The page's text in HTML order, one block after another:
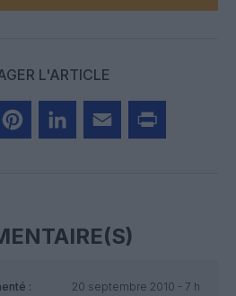
L'ARTICLE
:
20 septembre 2010 - 7 h